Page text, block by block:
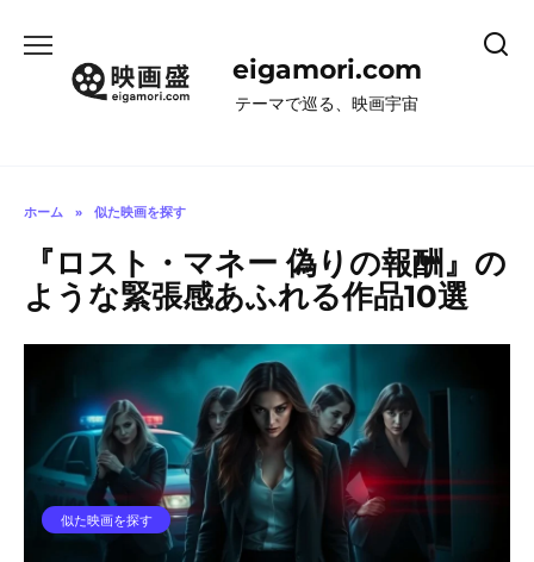
eigamori.com
テーマで巡る、映画宇宙
ホーム » 似た映画を探す
『ロスト・マネー 偽りの報酬』の
ような緊張感あふれる作品10選
似た映画を探す